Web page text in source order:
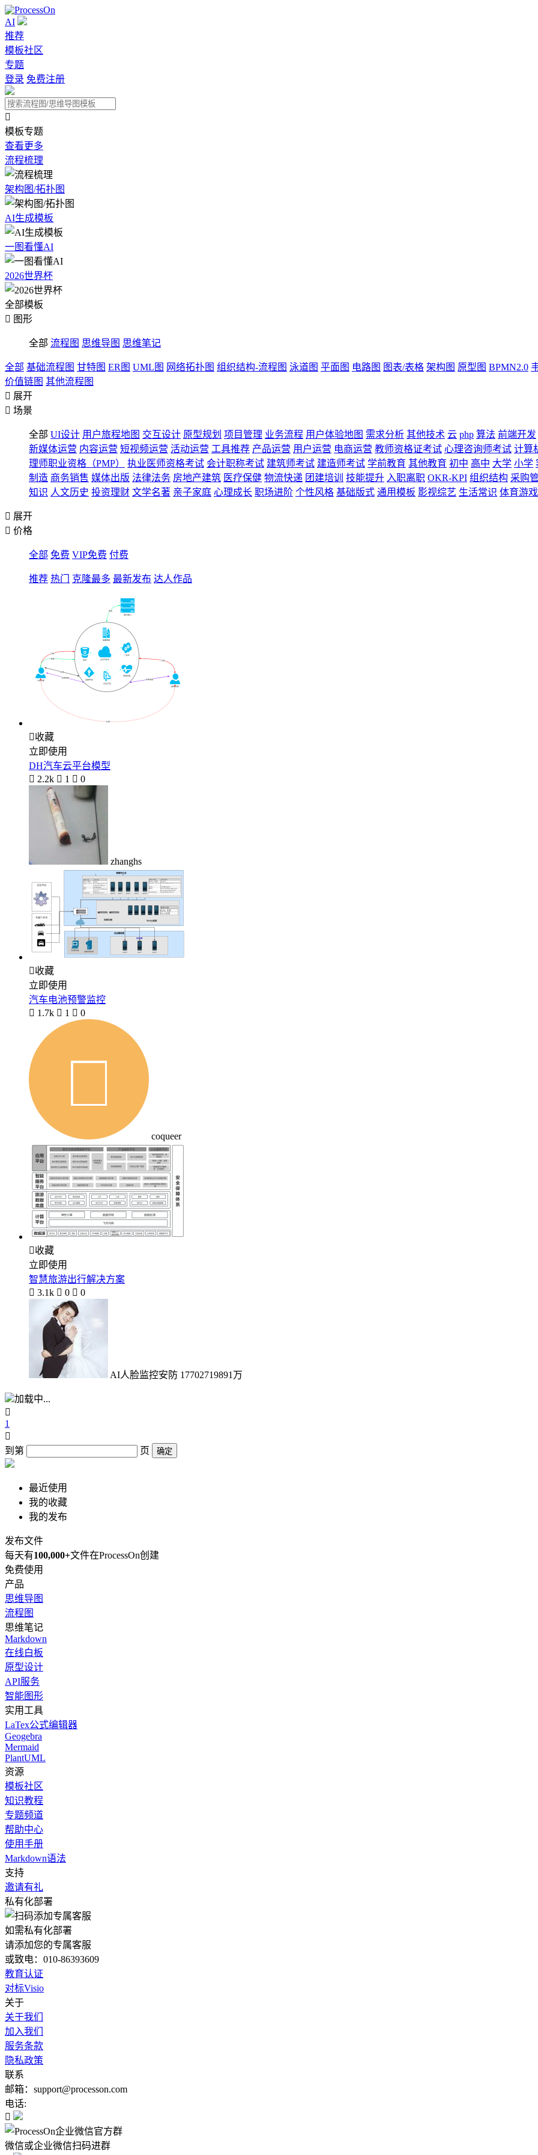
AI
推荐
模板社区
专题
登录 免费注册

模板专题
查看更多
流程梳理
架构图/拓扑图
AI生成模板
一图看懂AI
2026世界杯
全部模板
 图形
全部 流程图 思维导图 思维笔记
全部 基础流程图 甘特图 ER图 UML图 网络拓扑图 组织结构-流程图 泳道图 平面图 电路图 图表/表格 架构图 原型图 BPMN2.0
价值链图 其他流程图
 展开
 场景
全部 UI设计 用户旅程地图 交互设计 原型规划 项目管理 业务流程 用户体验地图 需求分析 其他技术 云 php 算法 前端开发
新媒体运营 内容运营 短视频运营 活动运营 工具推荐 产品运营 用户运营 电商运营 教师资格证考试 心理咨询师考试 计算
理师职业资格（PMP）
执业医师资格考试 会计职称考试 建筑师考试 建造师考试 学前教育 其他教育 初中 高中 大学 小学
制造 商务销售 媒体出版 法律法务 房地产建筑 医疗保健 物流快递 团建培训 技能提升 入职离职 OKR-KPI 组织结构 采购
知识 人文历史 投资理财 文学名著 亲子家庭 心理成长 职场进阶 个性风格 基础版式 通用模板 影视综艺 生活常识 体育游戏
 展开
 价格
全部 免费 VIP免费 付费
推荐 热门 克隆最多 最新发布 达人作品
收藏
立即使用
DH汽车云平台模型
 2.2k  1  0
zhanghs
收藏
立即使用
汽车电池预警监控
 1.7k  1  0
coqueer
收藏
立即使用
智慧旅游出行解决方案
 3.1k  0  0
AI人脸监控安防 17702719891万
加载中...

1

到第
页 确定
最近使用
我的收藏
我的发布
发布文件
每天有100,000+文件在ProcessOn创建
免费使用
产品
思维导图
流程图
思维笔记
Markdown
在线白板
原型设计
API服务
智能图形
实用工具
LaTex公式编辑器
Geogebra
Mermaid
PlantUML
资源
模板社区
知识教程
专题频道
帮助中心
使用手册
Markdown语法
支持
邀请有礼
私有化部署
如需私有化部署
请添加您的专属客服
或致电：010-86393609
教育认证
对标Visio
关于
关于我们
加入我们
服务条款
隐私政策
联系
邮箱：support@processon.com
电话:

微信或企业微信扫码进群